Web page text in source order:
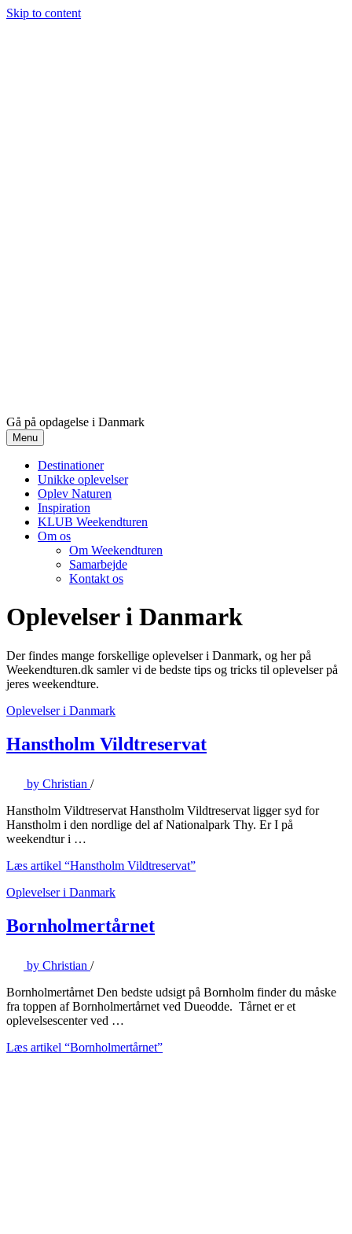
Skip to content
Gå på opdagelse i Danmark
Menu
Destinationer
Unikke oplevelser
Oplev Naturen
Inspiration
KLUB Weekendturen
Om os
Om Weekendturen
Samarbejde
Kontakt os
Oplevelser i Danmark
Der findes mange forskellige oplevelser i Danmark, og her på
Weekendturen.dk samler vi de bedste tips og tricks til oplevelser på
jeres weekendture.
Oplevelser i Danmark
Hanstholm Vildtreservat
by Christian /
Hanstholm Vildtreservat Hanstholm Vildtreservat ligger syd for
Hanstholm i den nordlige del af Nationalpark Thy. Er I på
weekendtur i …
Læs artikel “Hanstholm Vildtreservat”
Oplevelser i Danmark
Bornholmertårnet
by Christian /
Bornholmertårnet Den bedste udsigt på Bornholm finder du måske
fra toppen af Bornholmertårnet ved Dueodde. Tårnet er et
oplevelsescenter ved …
Læs artikel “Bornholmertårnet”